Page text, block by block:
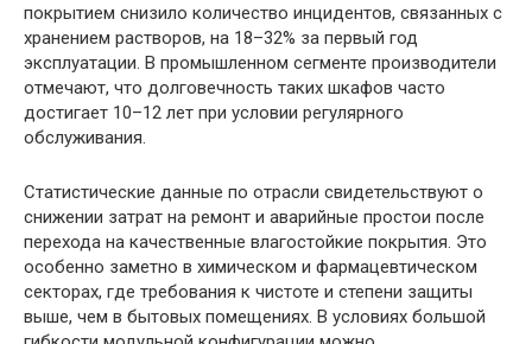
покрытием снизило количество инцидентов, связанных с
хранением растворов, на 18–32% за первый год
эксплуатации. В промышленном сегменте производители
отмечают, что долговечность таких шкафов часто
достигает 10–12 лет при условии регулярного
обслуживания.
Статистические данные по отрасли свидетельствуют о
снижении затрат на ремонт и аварийные простои после
перехода на качественные влагостойкие покрытия. Это
особенно заметно в химическом и фармацевтическом
секторах, где требования к чистоте и степени защиты
выше, чем в бытовых помещениях. В условиях большой